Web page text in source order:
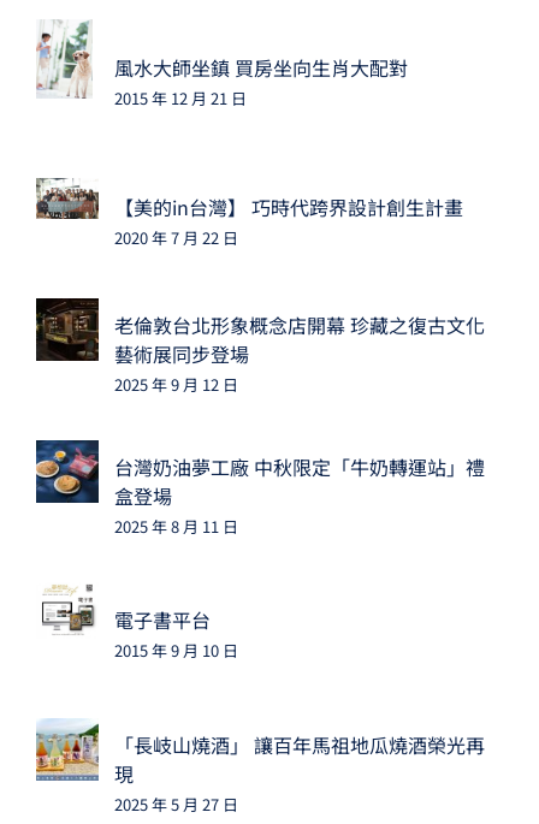
風水大師坐鎮 買房坐向生肖大配對
2015 年 12 月 21 日
【美的in台灣】 巧時代跨界設計創生計畫
2020 年 7 月 22 日
老倫敦台北形象概念店開幕 珍藏之復古文化
藝術展同步登場
2025 年 9 月 12 日
台灣奶油夢工廠 中秋限定「牛奶轉運站」禮
盒登場
2025 年 8 月 11 日
電子書平台
2015 年 9 月 10 日
「長岐山燒酒」 讓百年馬祖地瓜燒酒榮光再
現
2025 年 5 月 27 日